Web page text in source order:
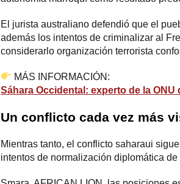
El jurista australiano defendió que el
además los intentos de criminalizar al
considerarlo organización terrorista
MÁS INFORMACIÓN:
Sáhara Occidental: experto de la
Un conflicto cada vez más
Mientras tanto, el conflicto saharaui
intentos de normalización diplomática